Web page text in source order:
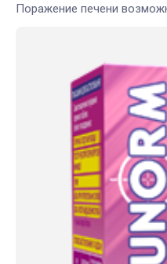
Поражение печени